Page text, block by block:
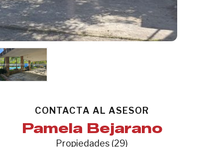
CONTACTA AL ASESOR
Pamela Bejarano
Propiedades (29)